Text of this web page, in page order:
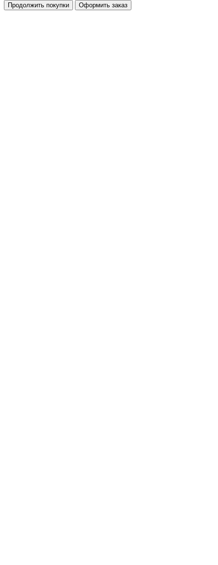
Продолжить покупки Оформить заказ